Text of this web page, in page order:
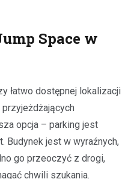
Space w
łatwo dostępnej lokalizacji
opcja – parking jest
Budynek jest w wyraźnych,
go przeoczyć z drogi,
chwili szukania.